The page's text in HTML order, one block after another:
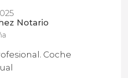
Notario
Coche